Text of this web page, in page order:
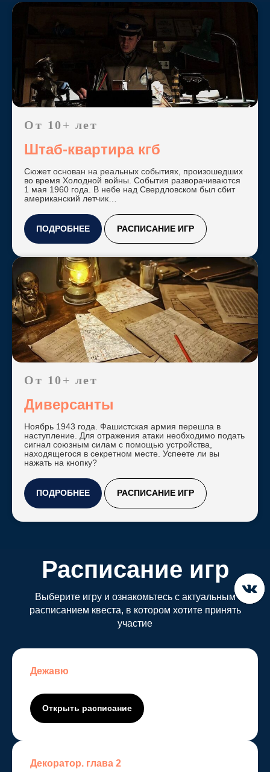
От 10+ лет
Штаб-квартира кгб
Сюжет основан на реальных событиях, произошедших
во время Холодной войны. События разворачиваются
1 мая 1960 года. В небе над Свердловском был сбит
американский летчик…
ПОДРОБНЕЕ РАСПИСАНИЕ ИГР
От 10+ лет
Диверсанты
Ноябрь 1943 года. Фашистская армия перешла в
наступление. Для отражения атаки необходимо подать
сигнал союзным силам с помощью устройства,
находящегося в секретном месте. Успеете ли вы
нажать на кнопку?
ПОДРОБНЕЕ РАСПИСАНИЕ ИГР
Расписание игр
Выберите игру и ознакомьтесь с актуальным
расписанием квеста, в котором хотите принять
участие
Дежавю
Открыть расписание
Декоратор. глава 2
Контакты
контакты
телефон:+7 3452 58-
89-88
WhatsApp:+7 922 486-
88-66
Email:
mq_tmn@mail.ru
адрес:
г. Тюмень, ул.
Дружбы, 75
часы работы: 9:00 -
по предварительной
вход справа от
Пятерочки
© Copyright 2025 Mystery
quest—квесты Тюмени
О насКонтакты
Квесты
Подобрать
ДежавюДекоратор. глава 2Амнезия
Штаб-квартира кгб
Тебе не